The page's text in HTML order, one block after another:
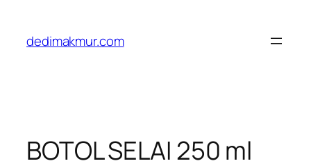
content
dedimakmur.com
BOTOL SELAI 250 ml